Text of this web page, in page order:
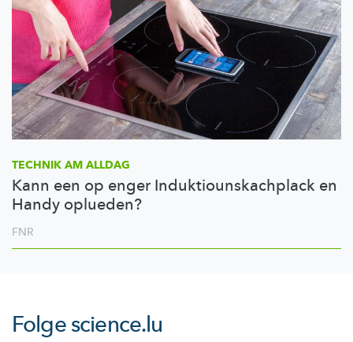
TECHNIK AM ALLDAG
Kann een op enger Induktiounskachplack en
Handy oplueden?
FNR
Folgescience.lu